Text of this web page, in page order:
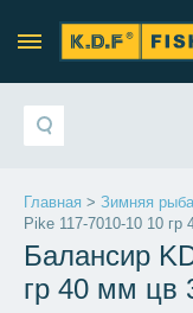
Главная > Зимняя
Pike 117-7010-10 10 гр
Балансир
гр 40 мм цв